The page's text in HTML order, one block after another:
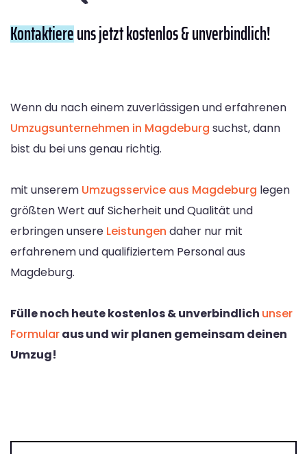
Kontaktiereuns jetzt kostenlos & unverbindlich!
Wenn du nach einem zuverlässigen und erfahrenen
Umzugsunternehmen in Magdeburg suchst, dann
bist du bei uns genau richtig.
mit unserem Umzugsservice aus Magdeburg legen
größten Wert auf Sicherheit und Qualität und
erbringen unsere Leistungen daher nur mit
erfahrenem und qualifiziertem Personal aus
Magdeburg.
Fülle noch heute kostenlos & unverbindlich unser
Formularaus und wir planen gemeinsam deinen
Umzug!